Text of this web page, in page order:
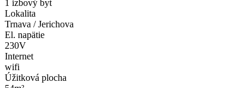
1 izbový byt
Lokalita
Trnava / Jerichova
El. napätie
230V
Internet
wifi
Úžitková plocha